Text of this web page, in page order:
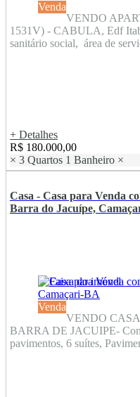
Venda
VENDO
1531V) - CABULA, Edf
sanitário social, área de
+ Detalhes
R$ 180.000,00
× 3 Quartos 1 Banheiro ×
Casa - Casa para Venda
Barra do Jacuípe,
Venda
VENDO
BARRA DE JACUIPE-
pavimentos, 6 suítes,